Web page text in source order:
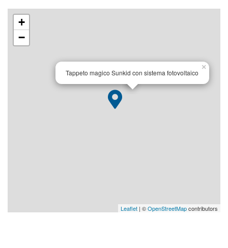
Tappeto magico Sunkid con sistema fotovoltaico
×
+
−
Leaflet | ©OpenStreetMapcontributors